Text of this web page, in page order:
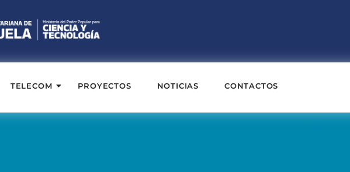
TELECOM PROYECTOS NOTICIAS CONTACTOS